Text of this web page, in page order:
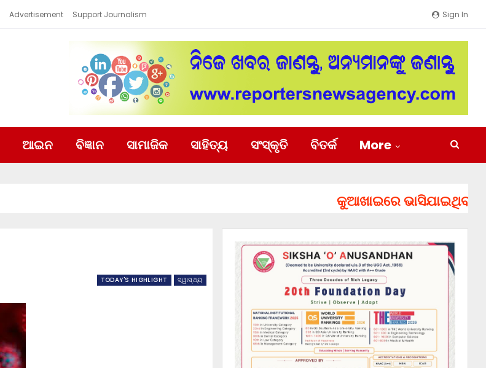
Sign In
Advertisement Support Journalism
ଆଇନ ବିଜ୍ଞାନ ସାମାଜିକ ସାହିତ୍ୟ ସଂସ୍କୃତି ବିତର୍କ More
କୁଆଖାଇରେ ଭାସିଯାଇଥିବା ୨
TODAY'S HIGHLIGHT ସ୍ୱାସ୍ଥ୍ୟ